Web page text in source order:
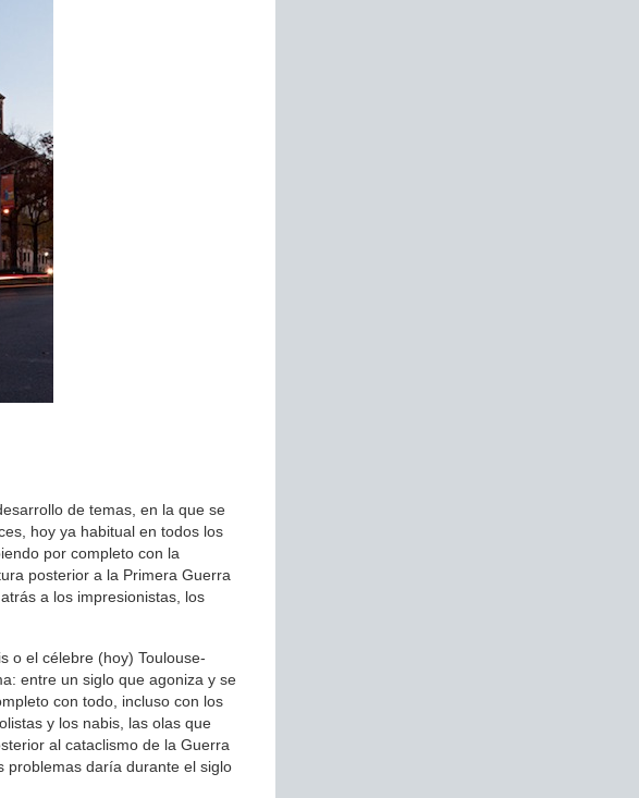
de temas, en la que se
hoy ya habitual en todos los
por completo con la
posterior a la Primera Guerra
a los impresionistas, los
o el célebre (hoy) Toulouse-
entre un siglo que agoniza y se
con todo, incluso con los
y los nabis, las olas que
al cataclismo de la Guerra
problemas daría durante el siglo